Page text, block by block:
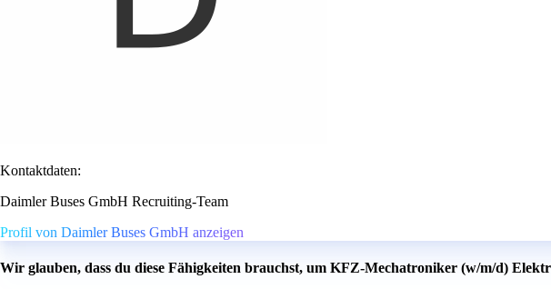
Kontaktdaten:
Daimler Buses GmbH Recruiting-Team
Profil von Daimler Buses GmbH anzeigen
Wir glauben, dass du diese Fähigkeiten brauchst, um KFZ-Mechatroniker (w/m/d)